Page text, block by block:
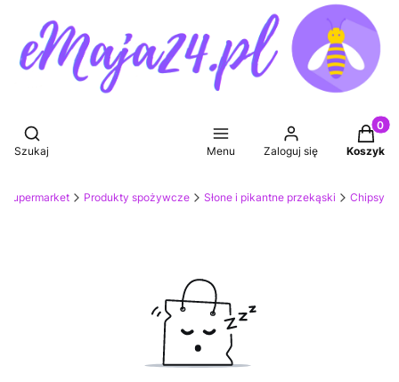
Otwórz wyszukiwarkę
Szukaj Menu Zaloguj się Koszyk
Supermarket Produkty spożywcze Słone i pikantne przekąski Chipsy